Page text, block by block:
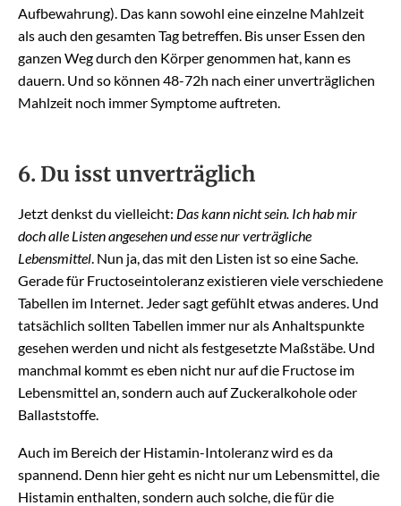
Aufbewahrung). Das kann sowohl eine einzelne Mahlzeit
als auch den gesamten Tag betreffen. Bis unser Essen den
ganzen Weg durch den Körper genommen hat, kann es
dauern. Und so können 48-72h nach einer unverträglichen
Mahlzeit noch immer Symptome auftreten.
6. Du isst unverträglich
Jetzt denkst du vielleicht: Das kann nicht sein. Ich hab mir
doch alle Listen angesehen und esse nur verträgliche
Lebensmittel. Nun ja, das mit den Listen ist so eine Sache.
Gerade für Fructoseintoleranz existieren viele verschiedene
Tabellen im Internet. Jeder sagt gefühlt etwas anderes. Und
tatsächlich sollten Tabellen immer nur als Anhaltspunkte
gesehen werden und nicht als festgesetzte Maßstäbe. Und
manchmal kommt es eben nicht nur auf die Fructose im
Lebensmittel an, sondern auch auf Zuckeralkohole oder
Ballaststoffe.
Auch im Bereich der Histamin-Intoleranz wird es da
spannend. Denn hier geht es nicht nur um Lebensmittel, die
Histamin enthalten, sondern auch solche, die für die